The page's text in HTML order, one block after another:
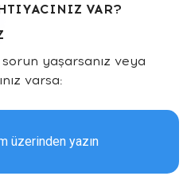
VAR?
yaşarsanız veya
varsa:
üzerinden yazın